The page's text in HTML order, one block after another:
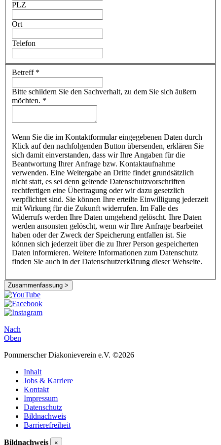
PLZ
Ort
Telefon
Betreff *
Bitte schildern Sie den Sachverhalt, zu dem Sie sich äußern
möchten. *
Wenn Sie die im Kontaktformular eingegebenen Daten durch
Klick auf den nachfolgenden Button übersenden, erklären Sie
sich damit einverstanden, dass wir Ihre Angaben für die
Beantwortung Ihrer Anfrage bzw. Kontaktaufnahme
verwenden. Eine Weitergabe an Dritte findet grundsätzlich
nicht statt, es sei denn geltende Datenschutzvorschriften
rechtfertigen eine Übertragung oder wir dazu gesetzlich
verpflichtet sind. Sie können Ihre erteilte Einwilligung jederzeit
mit Wirkung für die Zukunft widerrufen. Im Falle des
Widerrufs werden Ihre Daten umgehend gelöscht. Ihre Daten
werden ansonsten gelöscht, wenn wir Ihre Anfrage bearbeitet
haben oder der Zweck der Speicherung entfallen ist. Sie
können sich jederzeit über die zu Ihrer Person gespeicherten
Daten informieren. Weitere Informationen zum Datenschutz
finden Sie auch in der Datenschutzerklärung dieser Webseite.
Zusammenfassung >
Nach
Oben
Pommerscher Diakonieverein e.V. ©2026
Inhalt
Jobs & Karriere
Kontakt
Impressum
Datenschutz
Bildnachweis
Barrierefreiheit
Bildnachweis ×